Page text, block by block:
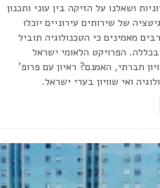
ושאלנו על הזיקה בין עוני ותכנון
של שירותים עירוניים יוכלו
מאמינים כי הטכנולוגיה תוביל
הפרויקט הלאומי ישראל
חברתי, האמנם? ראיון עם פרופ'
ואי שוויון בערי ישראל.